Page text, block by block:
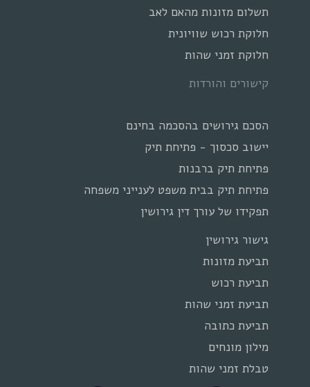
תשלום מזונות מהאם לאב
חלוקת רכוש שוויונית
חלוקת זמני שהות
קישורים והורדות
הסכם גירושים בהסכמה בחינם
יישוב סכסוך - פתיחת תיק
פתיחת תיק ברבנות
פתיחת תיק בבית משפט לענייני משפחה
תפקידו של עורך דין גירושין
גישור גירושין
תביעת מזונות
תביעת רכוש
תביעת זמני שהות
תביעת כתובה
מילון מונחים
טבלת זמני שהות